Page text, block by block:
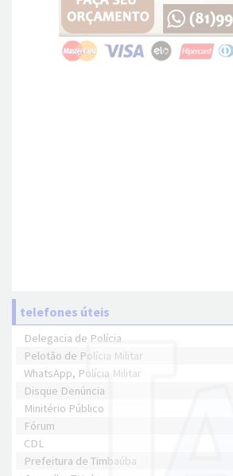
telefones úteis
Delegacia de Polícia
Pelotão de Polícia Militar
WhatsApp, Polícia Militar
Disque Denúncia
Minitério Público
Fórum
CDL
Prefeitura de Timbaúba